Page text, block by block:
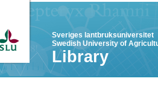
Sveriges lantbruksuniversitet
Swedish University of
Library